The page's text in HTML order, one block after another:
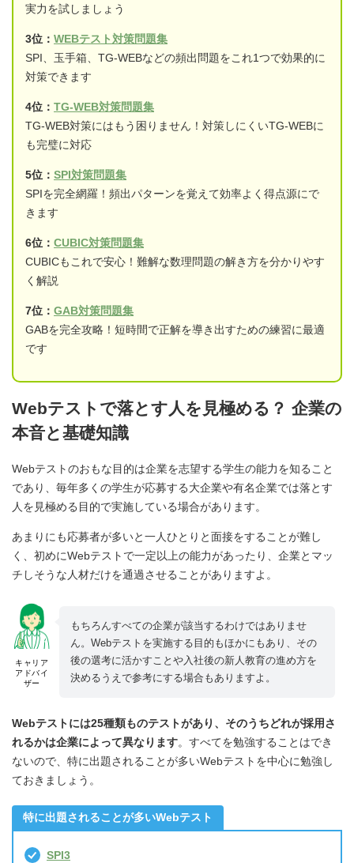
実力を試しましょう
3位： WEBテスト対策問題集
SPI、玉手箱、TG-WEBなどの頻出問題をこれ1つで効果的に
対策できます
4位： TG-WEB対策問題集
TG-WEB対策にはもう困りません！対策しにくいTG-WEBに
も完璧に対応
5位： SPI対策問題集
SPIを完全網羅！頻出パターンを覚えて効率よく得点源にで
きます
6位： CUBIC対策問題集
CUBICもこれで安心！難解な数理問題の解き方を分かりやす
く解説
7位： GAB対策問題集
GABを完全攻略！短時間で正解を導き出すための練習に最適
です
Webテストで落とす人を見極める？ 企業の
本音と基礎知識
Webテストのおもな目的は企業を志望する学生の能力を知ること
であり、毎年多くの学生が応募する大企業や有名企業では落とす
人を見極める目的で実施している場合があります。
あまりにも応募者が多いと一人ひとりと面接をすることが難し
く、初めにWebテストで一定以上の能力があったり、企業とマッ
チしそうな人材だけを通過させることがありますよ。
キャリア
アドバイ
ザー
もちろんすべての企業が該当するわけではありませ
ん。Webテストを実施する目的もほかにもあり、その
後の選考に活かすことや入社後の新人教育の進め方を
決めるうえで参考にする場合もありますよ。
Webテストには25種類ものテストがあり、そのうちどれが採用さ
れるかは企業によって異なります。すべてを勉強することはでき
ないので、特に出題されることが多いWebテストを中心に勉強し
ておきましょう。
特に出題されることが多いWebテスト
SPI3